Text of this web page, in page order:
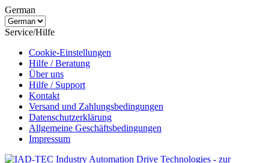
German
Service/Hilfe
Cookie-Einstellungen
Hilfe / Beratung
Über uns
Hilfe / Support
Kontakt
Versand und Zahlungsbedingungen
Datenschutzerklärung
Allgemeine Geschäftsbedingungen
Impressum